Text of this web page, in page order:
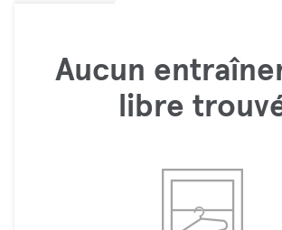
Aucun
libre